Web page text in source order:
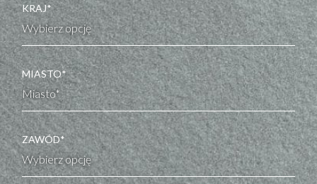
KRAJ*
MIASTO*
ZAWÓD*